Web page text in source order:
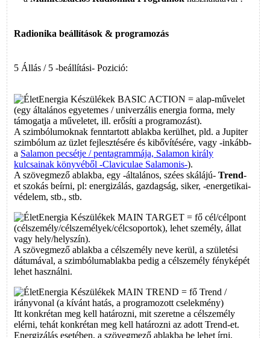
Radionika beállítások & programozás
5 Állás / 5 -beállítási- Pozició:
BASIC ACTION = alap-művelet
(egy általános egyetemes / univerzális energia forma, mely
támogatja a műveletet, ill. erősíti a programozást).
A szimbólumoknak fenntartott ablakba kerülhet, pld. a Jupiter
szimbólum az üzlet fejlesztésére és kibővítésére, vagy -inkább-
a Salamon pecsétje / pentagrammája, Salamon király
kulcsainak könyvéből -Claviculae Salamonis-).
A szövegmező ablakba, egy -általános, szées skálájú- Trend-
et szokás beírni, pl: energizálás, gazdagság, siker, -energetikai-
védelem, stb., stb.
MAIN TARGET = fő cél/célpont
(célszemély/célszemélyek/célcsoportok), lehet személy, állat
vagy hely/helyszín).
A szövegmező ablakba a célszemély neve kerül, a születési
dátumával, a szimbólumablakba pedig a célszemély fényképét
lehet használni.
MAIN TREND = fő Trend /
irányvonal (a kívánt hatás, a programozott cselekmény)
Itt konkrétan meg kell határozni, mit szeretne a célszemély
elérni, tehát konkrétan meg kell határozni az adott Trend-et.
Energizálás esetében, a szövegmező ablakba be lehet írni,